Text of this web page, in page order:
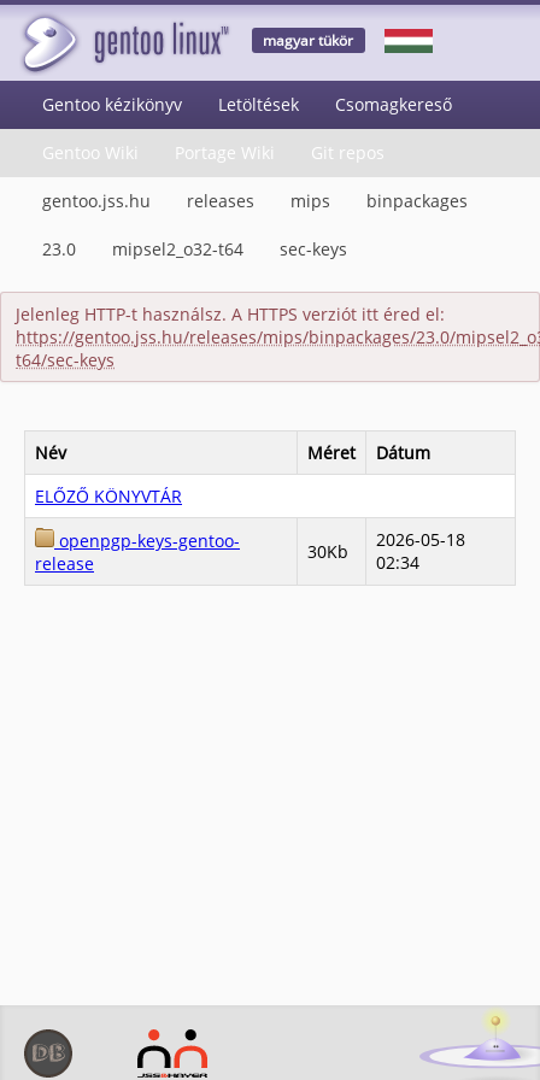
magyar tükör
Gentoo kézikönyv Letöltések Csomagkereső
Gentoo Wiki Portage Wiki Git repos
gentoo.jss.hu releases mips binpackages
23.0 mipsel2_o32-t64 sec-keys
Jelenleg HTTP-t használsz. A HTTPS verziót itt éred el:
https://gentoo.jss.hu/releases/mips/binpackages/23.0/
t64/sec-keys
Név Méret
Dátum
ELŐZŐ KÖNYVTÁR
openpgp-keys-gentoo-
release
30Kb
2026-05-18
02:34